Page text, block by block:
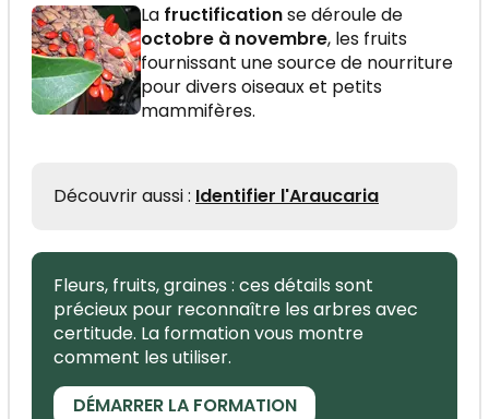
La fructificationse déroule de
octobre à novembre, les fruits
fournissant une source de nourriture
pour divers oiseaux et petits
mammifères.
Découvrir aussi : Identifier l'Araucaria
Fleurs, fruits, graines : ces détails sont
précieux pour reconnaître les arbres avec
certitude. La formation vous montre
comment les utiliser.
DÉMARRER LA FORMATION